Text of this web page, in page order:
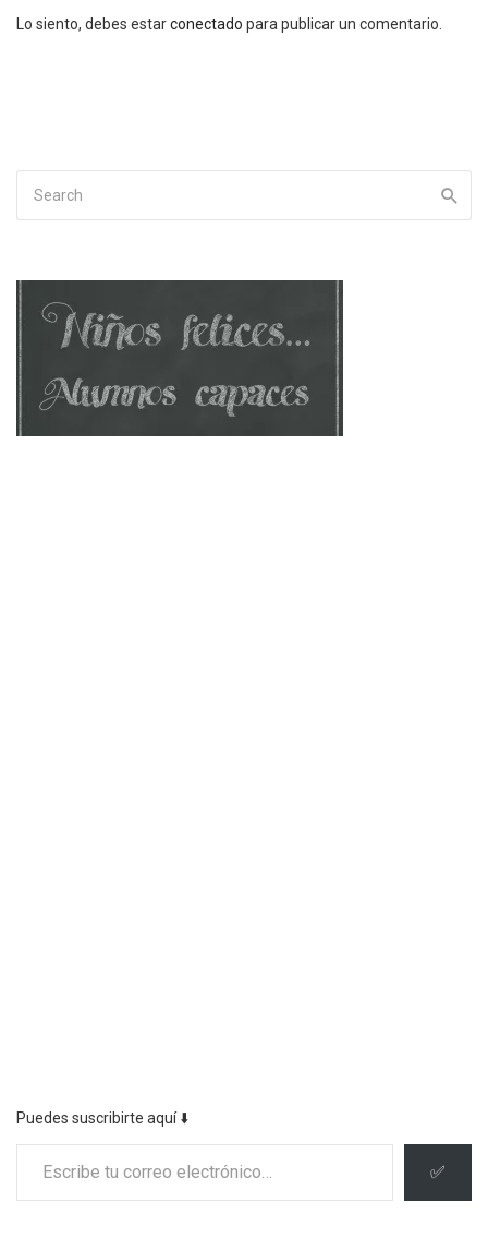
Lo siento, debes estarconectado para publicar un comentario.
Puedes suscribirte aquí ⬇️
Escribe tu correo electrónico…
✅